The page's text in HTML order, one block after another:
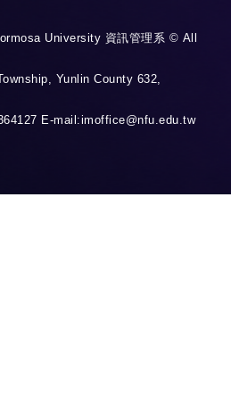
University 資訊管理系 © All
Yunlin County 632,
E-mail:imoffice@nfu.edu.tw